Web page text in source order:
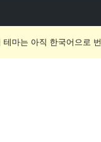
테마는 아직 한국어으로